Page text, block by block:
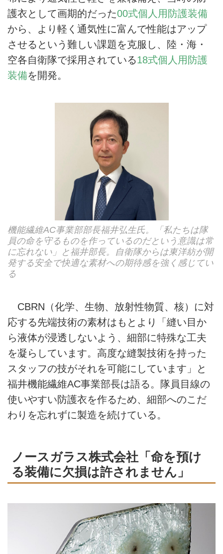
護衣として画期的だった00式個人用防護装備
から、より軽く通気性に富んで性能はアップ
させるという難しい課題を克服し、陸・海・
空各自衛隊で採用されている18式個人用防護
装備を開発。
機能繊維AC事業部部長福井弘生氏。「私たちは隊
員の命を守るものを作っているのだという意識は常
に忘れない」と福井部長。自衛隊からは東洋紡が開
発する安全で快適な素材への期待感を強く感じてい
る
CBRN（化学、生物、放射性物質、核）に対
応する先端技術の素材はもとより「縫い目か
ら液体が浸透しないよう、細部に特殊な工夫
を凝らしています。高度な縫製技術を持った
スタッフの技がそれを可能にしています」と
福井機能繊維AC事業部長は語る。隊員目線の
使いやすい防護衣を作るため、細部へのこだ
わりを忘れずに製造を続けている。
ノースガラス株式会社「命を預け
る装備に欠損は許されません」